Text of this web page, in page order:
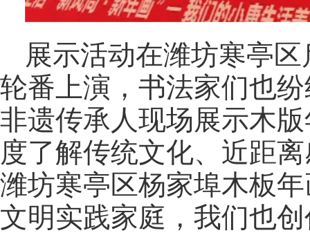
展示活动在潍坊寒亭
轮番上演，书法家们也
非遗传承人现场展示木
度了解传统文化、近距
潍坊寒亭区杨家埠木板
文明实践家庭，我们也